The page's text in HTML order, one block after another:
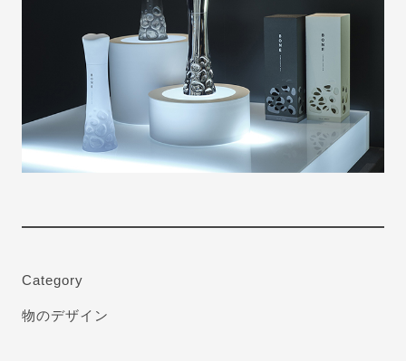
Category
物のデザイン